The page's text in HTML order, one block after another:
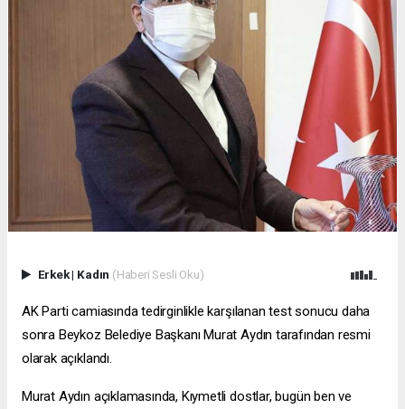
Erkek| Kadın (Haberi Sesli Oku)
AK Parti camiasında tedirginlikle karşılanan test sonucu daha
sonra Beykoz Belediye Başkanı Murat Aydın tarafından resmi
olarak açıklandı.
Murat Aydın açıklamasında, Kıymetli dostlar, bugün ben ve